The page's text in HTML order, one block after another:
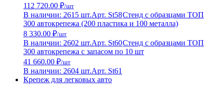
112 720.00 ₽/шт
В наличии: 2615 шт.Арт. St58Стенд с образцами ТОП
300 автокрепежа (200 пластика и 100 металла)
8 330.00 ₽/шт
В наличии: 2602 шт.Арт. St60Стенд с образцами ТОП
300 автокрепежа с запасом по 10 шт
41 660.00 ₽/шт
В наличии: 2604 шт.Арт. St61
Крепеж для легковых авто